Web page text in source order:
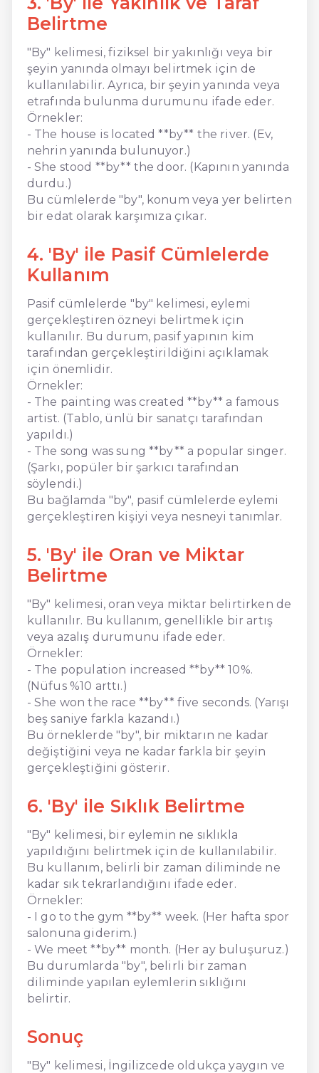
Belirtme
"By" kelimesi, fiziksel bir yakınlığı veya bir
şeyin yanında olmayı belirtmek için de
kullanılabilir. Ayrıca, bir şeyin yanında veya
etrafında bulunma durumunu ifade eder.
Örnekler:
- The house is located **by** the river. (Ev,
nehrin yanında bulunuyor.)
- She stood **by** the door. (Kapının yanında
durdu.)
Bu cümlelerde "by", konum veya yer belirten
bir edat olarak karşımıza çıkar.
4. 'By' ile Pasif Cümlelerde
Kullanım
Pasif cümlelerde "by" kelimesi, eylemi
gerçekleştiren özneyi belirtmek için
kullanılır. Bu durum, pasif yapının kim
tarafından gerçekleştirildiğini açıklamak
için önemlidir.
Örnekler:
- The painting was created **by** a famous
artist. (Tablo, ünlü bir sanatçı tarafından
yapıldı.)
- The song was sung **by** a popular singer.
(Şarkı, popüler bir şarkıcı tarafından
söylendi.)
Bu bağlamda "by", pasif cümlelerde eylemi
gerçekleştiren kişiyi veya nesneyi tanımlar.
5. 'By' ile Oran ve Miktar
Belirtme
"By" kelimesi, oran veya miktar belirtirken de
kullanılır. Bu kullanım, genellikle bir artış
veya azalış durumunu ifade eder.
Örnekler:
- The population increased **by** 10%.
(Nüfus %10 arttı.)
- She won the race **by** five seconds. (Yarışı
beş saniye farkla kazandı.)
Bu örneklerde "by", bir miktarın ne kadar
değiştiğini veya ne kadar farkla bir şeyin
gerçekleştiğini gösterir.
6. 'By' ile Sıklık Belirtme
"By" kelimesi, bir eylemin ne sıklıkla
yapıldığını belirtmek için de kullanılabilir.
Bu kullanım, belirli bir zaman diliminde ne
kadar sık tekrarlandığını ifade eder.
Örnekler:
- I go to the gym **by** week. (Her hafta spor
salonuna giderim.)
- We meet **by** month. (Her ay buluşuruz.)
Bu durumlarda "by", belirli bir zaman
diliminde yapılan eylemlerin sıklığını
belirtir.
Sonuç
"By" kelimesi, İngilizcede oldukça yaygın ve